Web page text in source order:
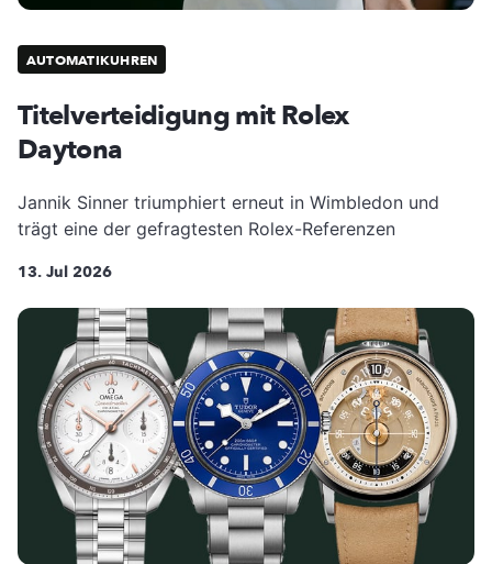
AUTOMATIKUHREN
Titelverteidigung mit Rolex
Daytona
Jannik Sinner triumphiert erneut in Wimbledon und
trägt eine der gefragtesten Rolex-Referenzen
13. Jul 2026